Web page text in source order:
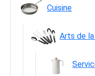
Cuisine
Arts de